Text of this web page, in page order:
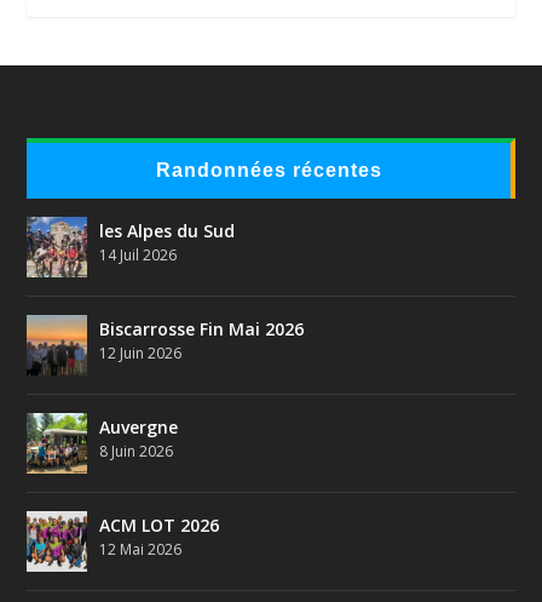
Randonnées récentes
les Alpes du Sud
14 Juil 2026
Biscarrosse Fin Mai 2026
12 Juin 2026
Auvergne
8 Juin 2026
ACM LOT 2026
12 Mai 2026